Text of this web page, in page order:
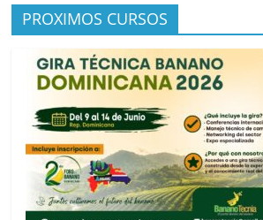
PROXIMOS CURSOS